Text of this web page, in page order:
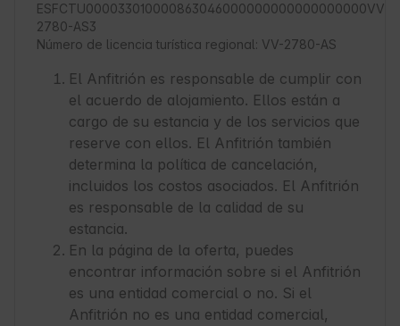
ESFCTU000033010000863046000000000000000000VV-
2780-AS3
Número de licencia turística regional: VV-2780-AS
El Anfitrión es responsable de cumplir con
el acuerdo de alojamiento. Ellos están a
cargo de su estancia y de los servicios que
reserve con ellos. El Anfitrión también
determina la política de cancelación,
incluidos los costos asociados. El Anfitrión
es responsable de la calidad de su
estancia.
En la página de la oferta, puedes
encontrar información sobre si el Anfitrión
es una entidad comercial o no. Si el
Anfitrión no es una entidad comercial,